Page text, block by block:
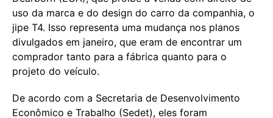
uso da marca e do design do carro da companhia, o
jipe T4. Isso representa uma mudança nos planos
divulgados em janeiro, que eram de encontrar um
comprador tanto para a fábrica quanto para o
projeto do veículo.
De acordo com a Secretaria de Desenvolvimento
Econômico e Trabalho (Sedet), eles foram